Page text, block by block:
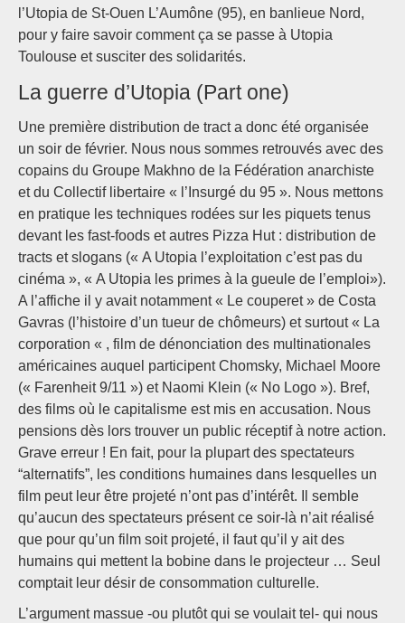
l’Utopia de St-Ouen L’Aumône (95), en banlieue Nord,
pour y faire savoir comment ça se passe à Utopia
Toulouse et susciter des solidarités.
La guerre d’Utopia (Part one)
Une première distribution de tract a donc été organisée
un soir de février. Nous nous sommes retrouvés avec des
copains du Groupe Makhno de la Fédération anarchiste
et du Collectif libertaire « l’Insurgé du 95 ». Nous mettons
en pratique les techniques rodées sur les piquets tenus
devant les fast-foods et autres Pizza Hut : distribution de
tracts et slogans (« A Utopia l’exploitation c’est pas du
cinéma », « A Utopia les primes à la gueule de l’emploi»).
A l’affiche il y avait notamment « Le couperet » de Costa
Gavras (l’histoire d’un tueur de chômeurs) et surtout « La
corporation « , film de dénonciation des multinationales
américaines auquel participent Chomsky, Michael Moore
(« Farenheit 9/11 ») et Naomi Klein (« No Logo »). Bref,
des films où le capitalisme est mis en accusation. Nous
pensions dès lors trouver un public réceptif à notre action.
Grave erreur ! En fait, pour la plupart des spectateurs
“alternatifs”, les conditions humaines dans lesquelles un
film peut leur être projeté n’ont pas d’intérêt. Il semble
qu’aucun des spectateurs présent ce soir-là n’ait réalisé
que pour qu’un film soit projeté, il faut qu’il y ait des
humains qui mettent la bobine dans le projecteur … Seul
comptait leur désir de consommation culturelle.
L’argument massue -ou plutôt qui se voulait tel- qui nous